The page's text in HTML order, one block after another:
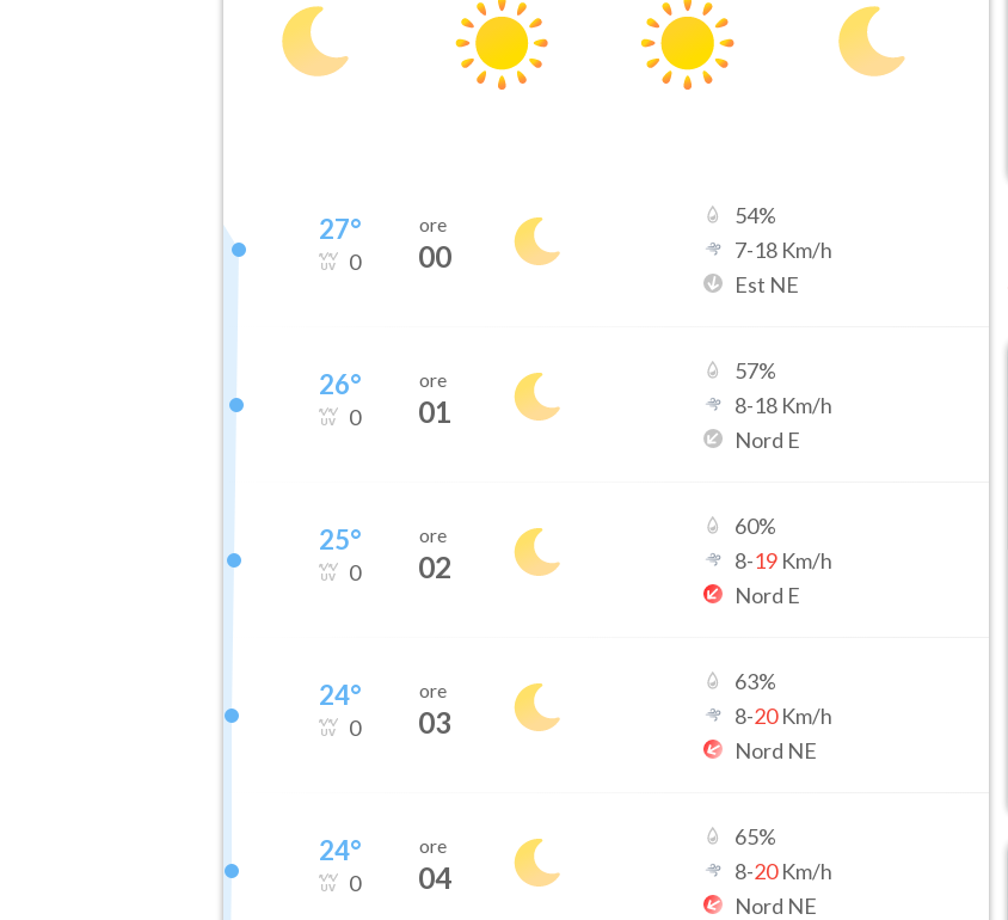
27°
0
ore
00
54%
7-18 Km/h
Est NE
26°
0
ore
01
57%
8-18 Km/h
Nord E
25°
0
ore
02
60%
8-19 Km/h
Nord E
24°
0
ore
03
63%
8-20Km/h
Nord NE
24°
0
ore
04
65%
8-20Km/h
Nord NE